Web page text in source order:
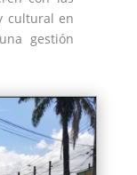
cultural en
gestión